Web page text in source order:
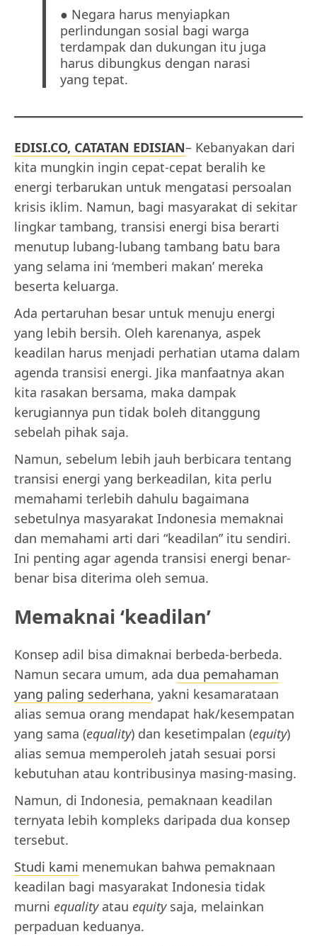
● Negara harus menyiapkan
perlindungan sosial bagi warga
terdampak dan dukungan itu juga
harus dibungkus dengan narasi
yang tepat.
EDISI.CO, CATATAN EDISIAN– Kebanyakan dari
kita mungkin ingin cepat-cepat beralih ke
energi terbarukan untuk mengatasi persoalan
krisis iklim. Namun, bagi masyarakat di sekitar
lingkar tambang, transisi energi bisa berarti
menutup lubang-lubang tambang batu bara
yang selama ini ‘memberi makan’ mereka
beserta keluarga.
Ada pertaruhan besar untuk menuju energi
yang lebih bersih. Oleh karenanya, aspek
keadilan harus menjadi perhatian utama dalam
agenda transisi energi. Jika manfaatnya akan
kita rasakan bersama, maka dampak
kerugiannya pun tidak boleh ditanggung
sebelah pihak saja.
Namun, sebelum lebih jauh berbicara tentang
transisi energi yang berkeadilan, kita perlu
memahami terlebih dahulu bagaimana
sebetulnya masyarakat Indonesia memaknai
dan memahami arti dari “keadilan” itu sendiri.
Ini penting agar agenda transisi energi benar-
benar bisa diterima oleh semua.
Memaknai ‘keadilan’
Konsep adil bisa dimaknai berbeda-berbeda.
Namun secara umum, ada dua pemahaman
yang paling sederhana, yakni kesamarataan
alias semua orang mendapat hak/kesempatan
yang sama (equality) dan kesetimpalan (equity)
alias semua memperoleh jatah sesuai porsi
kebutuhan atau kontribusinya masing-masing.
Namun, di Indonesia, pemaknaan keadilan
ternyata lebih kompleks daripada dua konsep
tersebut.
Studi kami menemukan bahwa pemaknaan
keadilan bagi masyarakat Indonesia tidak
murni equalityatau equitysaja, melainkan
perpaduan keduanya.